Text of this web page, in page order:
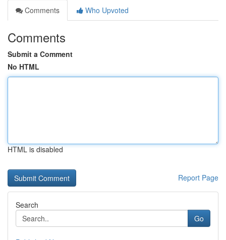
Comments
Who Upvoted
Comments
Submit a Comment
No HTML
HTML is disabled
Report Page
Search
Go